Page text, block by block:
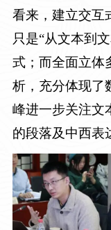
看来，建立交互
只是“从文本到
式；而全面立体
析，充分体现了
峰进一步关注文
的段落及中西表